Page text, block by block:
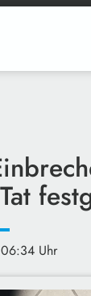
06:34 Uhr